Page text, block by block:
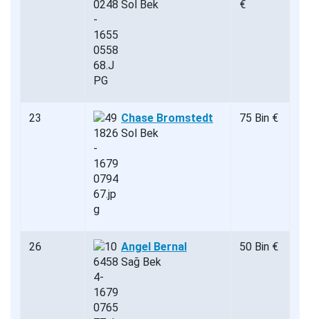
Sol Bek €
23
Chase Bromstedt
Sol Bek
75 Bin €
26
Angel Bernal
Sağ Bek
50 Bin €